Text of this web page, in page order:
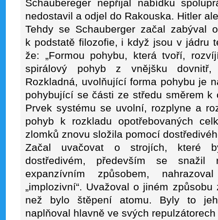
Schaubereger nepřijal nabídku
nedostavil a odjel do Rakouska. Hitler
Tehdy se Schauberger začal zabýval
k podstatě filozofie, i když jsou v jádru
že: „Formou pohybu, která tvoří,
spirálový pohyb z vnějšku dovnitř,
Rozkladná, uvolňující forma pohybu je
pohybující se části ze středu směrem k
Prvek systému se uvolní, rozplyne a
pohyb k rozkladu opotřebovaných
zlomků znovu složila pomocí
Začal uvačovat o strojích, které
dostředivém, především se snažil
expanzívním způsobem,
„implozivní“. Uvažoval o jiném
než bylo štěpení atomu. Byly to
naplňoval hlavně ve svých